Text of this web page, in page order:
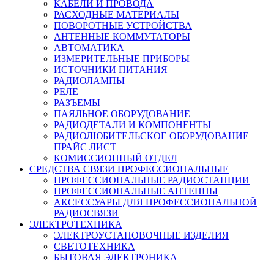
КАБЕЛИ И ПРОВОДА
РАСХОДНЫЕ МАТЕРИАЛЫ
ПОВОРОТНЫЕ УСТРОЙСТВА
АНТЕННЫЕ КОММУТАТОРЫ
АВТОМАТИКА
ИЗМЕРИТЕЛЬНЫЕ ПРИБОРЫ
ИСТОЧНИКИ ПИТАНИЯ
РАДИОЛАМПЫ
РЕЛЕ
РАЗЪЕМЫ
ПАЯЛЬНОЕ ОБОРУДОВАНИЕ
РАДИОДЕТАЛИ И КОМПОНЕНТЫ
РАДИОЛЮБИТЕЛЬСКОЕ ОБОРУДОВАНИЕ
ПРАЙС ЛИСТ
КОМИССИОННЫЙ ОТДЕЛ
СРЕДСТВА СВЯЗИ ПРОФЕССИОНАЛЬНЫЕ
ПРОФЕССИОНАЛЬНЫЕ РАДИОСТАНЦИИ
ПРОФЕССИОНАЛЬНЫЕ АНТЕННЫ
АКСЕССУАРЫ ДЛЯ ПРОФЕССИОНАЛЬНОЙ
РАДИОСВЯЗИ
ЭЛЕКТРОТЕХНИКА
ЭЛЕКТРОУСТАНОВОЧНЫЕ ИЗДЕЛИЯ
СВЕТОТЕХНИКА
БЫТОВАЯ ЭЛЕКТРОНИКА